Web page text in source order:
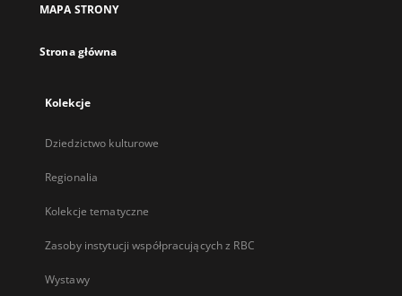
karcie
MAPA STRONY
Strona główna
Kolekcje
Dziedzictwo kulturowe
Regionalia
Kolekcje tematyczne
Zasoby instytucji współpracujących z RBC
Wystawy